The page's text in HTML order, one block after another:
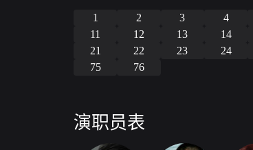
1 2 3 4
11
12 13 14
21
22 23 24
75
76
演职员表